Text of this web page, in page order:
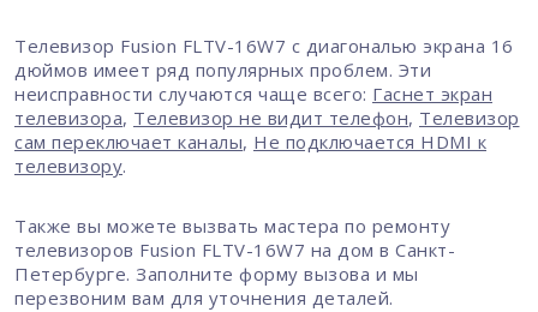
Телевизор Fusion FLTV-16W7 с диагональю экрана 16
дюймов имеет ряд популярных проблем. Эти
неисправности случаются чаще всего: Гаснет экран
телевизора, Телевизор не видит телефон, Телевизор
сам переключает каналы, Не подключается HDMI к
телевизору.
Также вы можете вызвать мастера по ремонту
телевизоров Fusion FLTV-16W7 на дом в Санкт-
Петербурге. Заполните форму вызова и мы
перезвоним вам для уточнения деталей.